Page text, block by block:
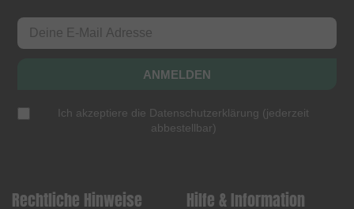
ANMELDEN
Ich akzeptiere die Datenschutzerklärung (jederzeit
abbestellbar)
Rechtliche Hinweise Hilfe & Information